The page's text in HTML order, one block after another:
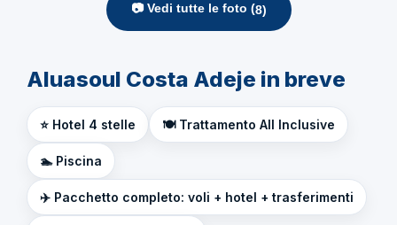
📷 Vedi tutte le foto (8)
Aluasoul Costa Adeje in breve
⭐ Hotel 4 stelle 🍽️ Trattamento All Inclusive
🏊 Piscina
✈️ Pacchetto completo: voli + hotel + trasferimenti